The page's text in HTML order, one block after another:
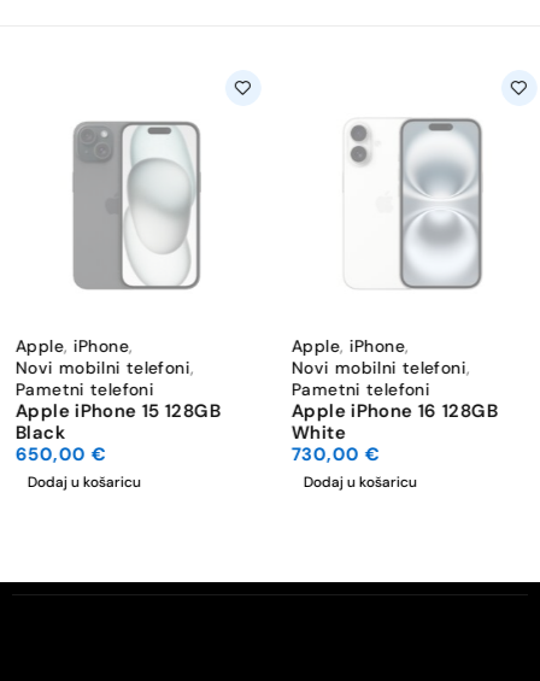
Apple, iPhone,
Novi mobilni telefoni,
Pametni telefoni
Apple iPhone 15 128GB
Black
650,00 €
Dodaj u košaricu
Apple, iPhone,
Novi mobilni telefoni,
Pametni telefoni
Apple iPhone 16 128GB
White
730,00 €
Dodaj u košaricu